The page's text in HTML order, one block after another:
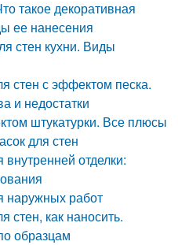
такое декоративная
ее нанесения
стен кухни. Виды
стен с эффектом песка.
и недостатки
штукатурки. Все плюсы
для стен
внутренней отделки:
наружных работ
стен, как наносить.
образцам